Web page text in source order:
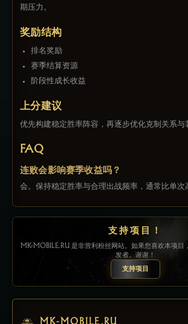
期压力。
奖励结构
排名奖励
赛季结算资源
阶段性成长收益
上分建议
优先构建稳定胜率阵容，再逐步优化克制关系与
FAQ
连败会影响赛季收益吗？
会。保持稳定胜率与合理出战频率，通常比单次
支持项目！
MK-MOBILE.RU 是非营利粉丝网站。如果您喜欢本项目
发者。谢谢！
支持项目
MK-MOBILE.RU